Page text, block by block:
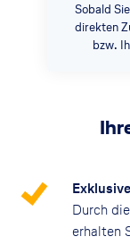
Sobald
direkten
bzw.
Durch
erhalten